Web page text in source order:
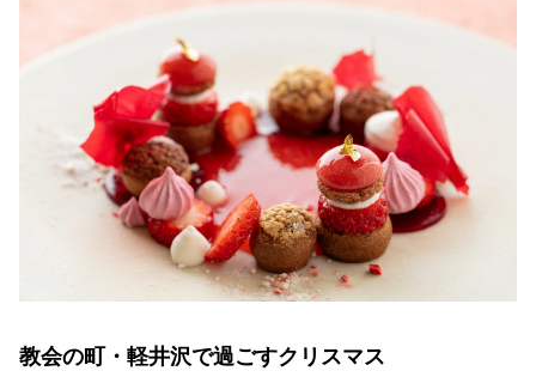
教会の町・軽井沢で過ごすクリスマス